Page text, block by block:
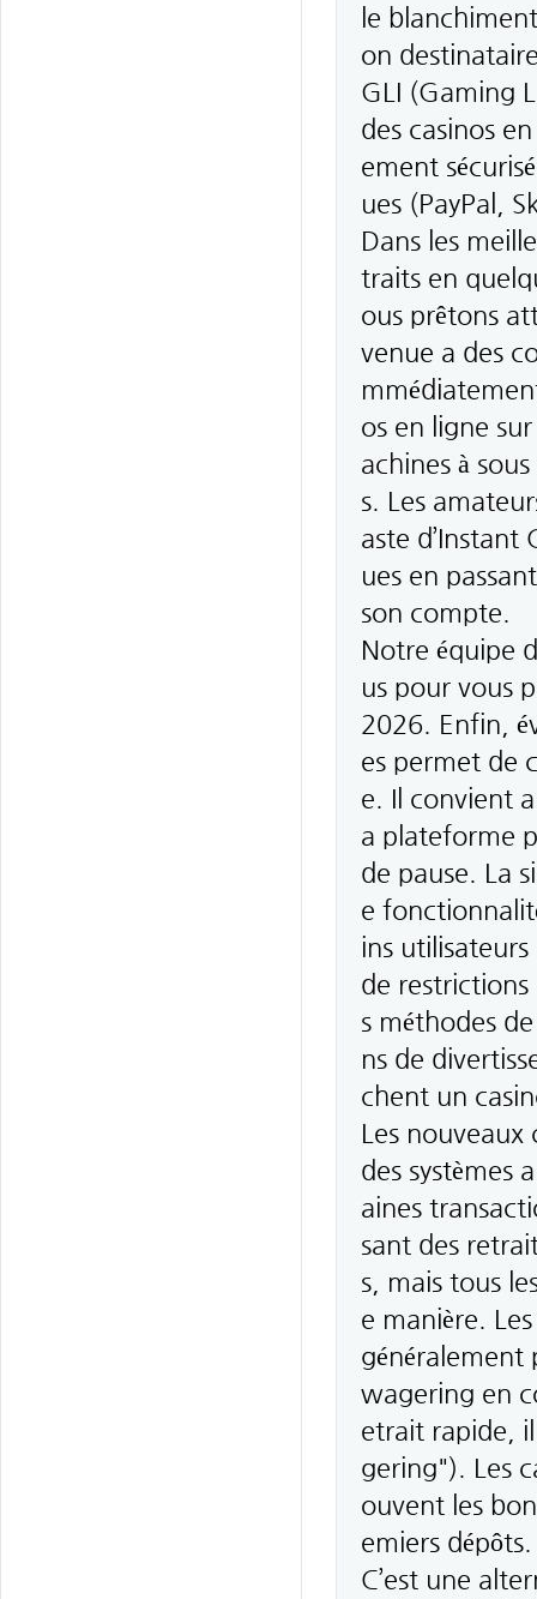
le
on
GLI (Gaming
des casinos
ement
ues (PayPal,
Dans les
traits en
ous prêtons
venue a des
os en ligne
achines à
s. Les
aste d’Instant
ues en
son compte.
Notre équipe
us pour vous
2026. Enfin,
es permet de
e. Il convient
a plateforme
de pause. La
e
ins
de
s méthodes
ns de
chent un
Les nouveaux
des systèmes
aines
sant des
s, mais tous
e manière.
généralement
wagering en
etrait rapide,
gering"). Les
ouvent les
emiers dépôts.
C’est une